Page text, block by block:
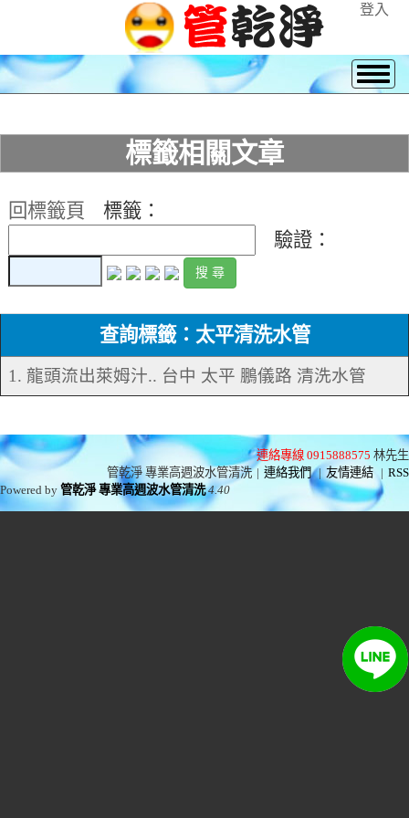
登入
標籤相關文章
回標籤頁
標籤：
驗證：
查詢標籤：太平清洗水管
1. 龍頭流出萊姆汁.. 台中 太平 鵬儀路 清洗水管
連絡專線 0915888575 林先生
管乾淨 專業高週波水管清洗 | 連絡我們 | 友情連結 | RSS
Powered by管乾淨 專業高週波水管清洗 4.40